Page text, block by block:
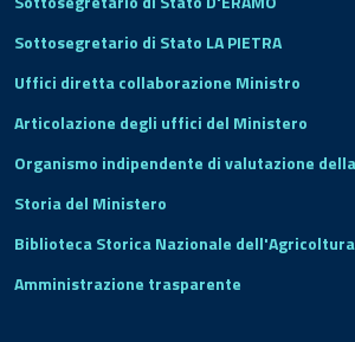
Sottosegretario di Stato LA PIETRA
Uffici diretta collaborazione Ministro
Articolazione degli uffici del Ministero
Organismo indipendente di valutazione
Storia del Ministero
Biblioteca Storica Nazionale dell'Agricoltura
Amministrazione trasparente